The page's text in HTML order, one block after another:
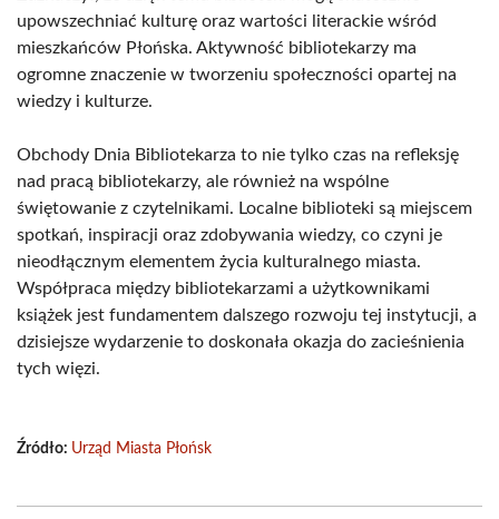
upowszechniać kulturę oraz wartości literackie wśród
mieszkańców Płońska. Aktywność bibliotekarzy ma
ogromne znaczenie w tworzeniu społeczności opartej na
wiedzy i kulturze.
Obchody Dnia Bibliotekarza to nie tylko czas na refleksję
nad pracą bibliotekarzy, ale również na wspólne
świętowanie z czytelnikami. Localne biblioteki są miejscem
spotkań, inspiracji oraz zdobywania wiedzy, co czyni je
nieodłącznym elementem życia kulturalnego miasta.
Współpraca między bibliotekarzami a użytkownikami
książek jest fundamentem dalszego rozwoju tej instytucji, a
dzisiejsze wydarzenie to doskonała okazja do zacieśnienia
tych więzi.
Źródło: Urząd Miasta Płońsk